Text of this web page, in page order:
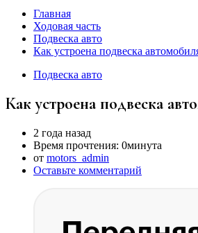
Главная
Ходовая часть
Подвеска авто
Как устроена подвеска
Подвеска авто
Как устроена подвеска
2 года назад
Время прочтения: 0минута
от motors_admin
Оставьте комментарий